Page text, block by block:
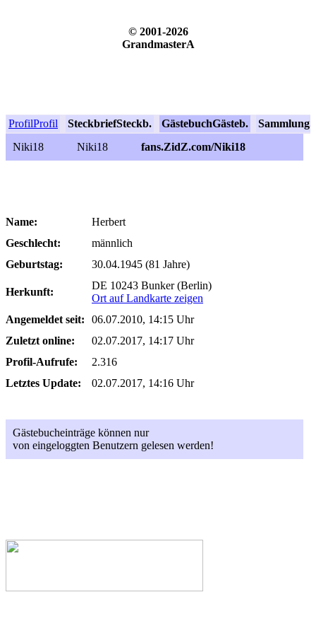
© 2001-2026
GrandmasterA
ProfilProfil SteckbriefSteckb. GästebuchGästeb. Sammlung
Niki18
Niki18 fans.ZidZ.com/Niki18
Name:
Herbert
Geschlecht:
männlich
Geburtstag:
30.04.1945 (81 Jahre)
Herkunft:
DE 10243 Bunker (Berlin)
Ort auf Landkarte zeigen
Angemeldet seit:
06.07.2010, 14:15 Uhr
Zuletzt online:
02.07.2017, 14:17 Uhr
Profil-Aufrufe:
2.316
Letztes Update:
02.07.2017, 14:16 Uhr
Gästebucheinträge können nur
von eingeloggten Benutzern gelesen werden!